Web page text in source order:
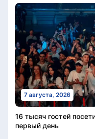
7 августа, 2026
16 тысяч гостей
первый день